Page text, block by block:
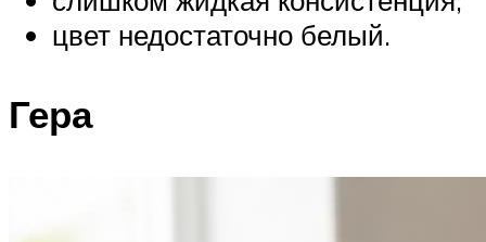
цвет недостаточно белый.
Гера